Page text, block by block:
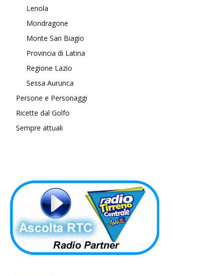
Lenola
Mondragone
Monte San Biagio
Provincia di Latina
Regione Lazio
Sessa Aurunca
Persone e Personaggi
Ricette dal Golfo
Sempre attuali